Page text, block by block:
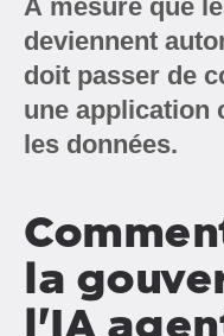
À mesure que
deviennent
doit passer de
une application
les données.
la
l'IA